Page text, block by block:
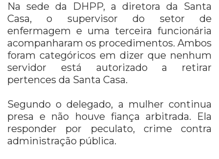
Na sede da DHPP, a diretora da Santa
Casa, o supervisor do setor de
enfermagem e uma terceira funcionária
acompanharam os procedimentos. Ambos
foram categóricos em dizer que nenhum
servidor está autorizado a retirar
pertences da Santa Casa.
Segundo o delegado, a mulher continua
presa e não houve fiança arbitrada. Ela
responder por peculato, crime contra
administração pública.